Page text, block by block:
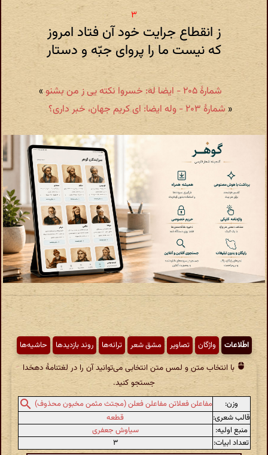
ز انقطاع جرایت خود آن فتاد امروز
که نیست ما را پروای جبّه و دستار
شمارهٔ ۲۰۵ - ایضا له: خسروا نکته یی ز من بشنو
»
«شمارهٔ ۲۰۳ - وله ایضا: ای کریم جهان، خبر داری؟
اطّلاعات واژگان تصاویر مشق شعر ترانه‌ها روند بازدیدها حاشیه‌ها
با انتخاب متن و لمس متن انتخابی می‌توانید آن را در لغتنامهٔ دهخدا
جستجو کنید.
وزن:
مفاعلن فعلاتن مفاعلن فعلن (مجتث مثمن مخبون محذوف)
قالب شعری:
قطعه
منبع اولیه:
سیاوش جعفری
تعداد ابیات:
۳